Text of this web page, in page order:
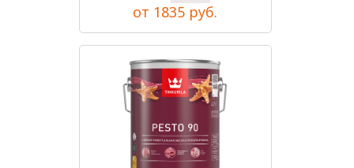
от 1835 руб.